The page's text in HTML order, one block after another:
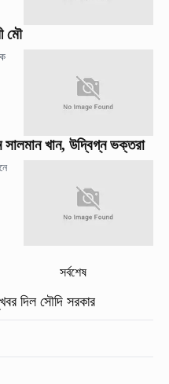
মৌ
খান, উদ্বিগ্ন ভক্তরা
সর্বশেষ
দিল সৌদি সরকার